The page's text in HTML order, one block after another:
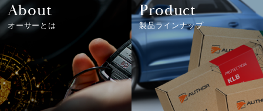
About
オーサーとは
Product
製品ラインナップ